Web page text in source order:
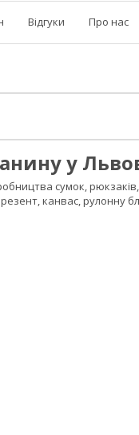
Відгуки Про нас
у
сумок,
канвас, рулонну